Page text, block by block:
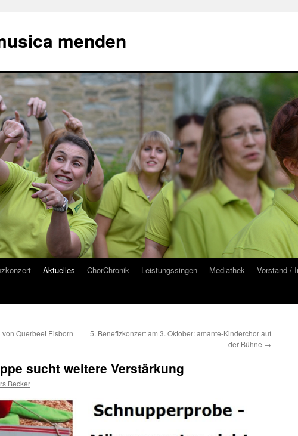
menden
Aktuelles ChorChronik Leistungssingen Mediathek Vorstand /
Querbeet Eisborn
5. Benefizkonzert am 3. Oktober: amante-Kinderchor auf
der Bühne →
sucht weitere Verstärkung
Becker